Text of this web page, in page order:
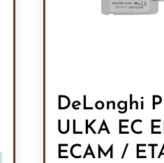
DeLonghi
ULKA EC
ECAM /